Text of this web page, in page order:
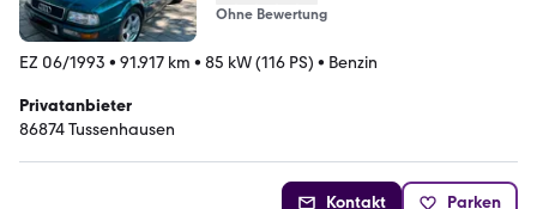
Ohne Bewertung
EZ 06/1993 • 91.917 km • 85 kW (116 PS) • Benzin
Privatanbieter
86874 Tussenhausen
Kontakt Parken